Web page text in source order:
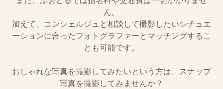
ん。
加えて、コンシェルジュと相談して撮影したいシチュエ
ーションに合ったフォトグラファーとマッチングするこ
とも可能です。
おしゃれな写真を撮影してみたいという方は、スナップ
写真を撮影してみませんか？